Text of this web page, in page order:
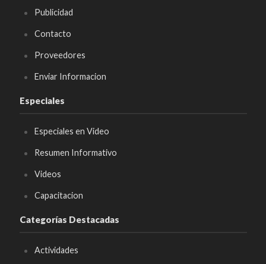
Publicidad
Contacto
Proveedores
Enviar Informacion
Especiales
Especiales en Video
Resumen Informativo
Videos
Capacitacion
Categorías Destacadas
Actividades